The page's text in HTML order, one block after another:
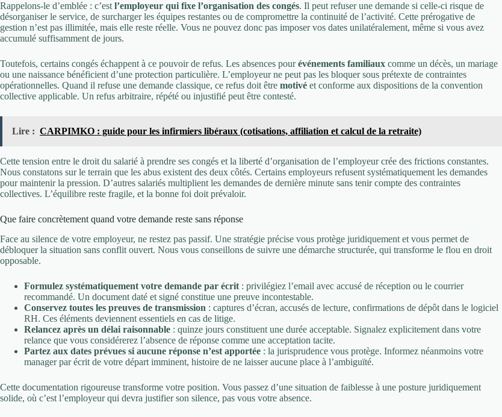
Rappelons-le d’emblée : c’est l’employeur qui fixe l’organisation des congés. Il peut refuser une demande si celle-ci risque de
désorganiser le service, de surcharger les équipes restantes ou de compromettre la continuité de l’activité. Cette prérogative de
gestion n’est pas illimitée, mais elle reste réelle. Vous ne pouvez donc pas imposer vos dates unilatéralement, même si vous avez
accumulé suffisamment de jours.
Toutefois, certains congés échappent à ce pouvoir de refus. Les absences pourévénements familiaux comme un décès, un mariage
ou une naissance bénéficient d’une protection particulière. L’employeur ne peut pas les bloquer sous prétexte de contraintes
opérationnelles. Quand il refuse une demande classique, ce refus doit être motivé et conforme aux dispositions de la convention
collective applicable. Un refus arbitraire, répété ou injustifié peut être contesté.
Lire : CARPIMKO : guide pour les infirmiers libéraux (cotisations, affiliation et calcul de la retraite)
Cette tension entre le droit du salarié à prendre ses congés et la liberté d’organisation de l’employeur crée des frictions constantes.
Nous constatons sur le terrain que les abus existent des deux côtés. Certains employeurs refusent systématiquement les demandes
pour maintenir la pression. D’autres salariés multiplient les demandes de dernière minute sans tenir compte des contraintes
collectives. L’équilibre reste fragile, et la bonne foi doit prévaloir.
Que faire concrètement quand votre demande reste sans réponse
Face au silence de votre employeur, ne restez pas passif. Une stratégie précise vous protège juridiquement et vous permet de
débloquer la situation sans conflit ouvert. Nous vous conseillons de suivre une démarche structurée, qui transforme le flou en droit
opposable.
Formulez systématiquement votre demande par écrit : privilégiez l’email avec accusé de réception ou le courrier
recommandé. Un document daté et signé constitue une preuve incontestable.
Conservez toutes les preuves de transmission : captures d’écran, accusés de lecture, confirmations de dépôt dans le logiciel
RH. Ces éléments deviennent essentiels en cas de litige.
Relancez après un délai raisonnable : quinze jours constituent une durée acceptable. Signalez explicitement dans votre
relance que vous considérerez l’absence de réponse comme une acceptation tacite.
Partez aux dates prévues si aucune réponse n’est apportée : la jurisprudence vous protège. Informez néanmoins votre
manager par écrit de votre départ imminent, histoire de ne laisser aucune place à l’ambiguïté.
Cette documentation rigoureuse transforme votre position. Vous passez d’une situation de faiblesse à une posture juridiquement
solide, où c’est l’employeur qui devra justifier son silence, pas vous votre absence.